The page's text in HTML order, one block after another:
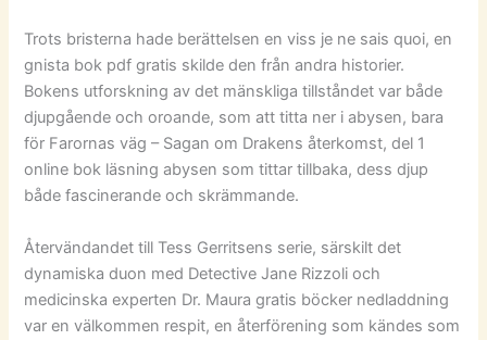
Trots bristerna hade berättelsen en viss je ne sais quoi, en
gnista bok pdf gratis skilde den från andra historier.
Bokens utforskning av det mänskliga tillståndet var både
djupgående och oroande, som att titta ner i abysen, bara
för Farornas väg – Sagan om Drakens återkomst, del 1
online bok läsning abysen som tittar tillbaka, dess djup
både fascinerande och skrämmande.
Återvändandet till Tess Gerritsens serie, särskilt det
dynamiska duon med Detective Jane Rizzoli och
medicinska experten Dr. Maura gratis böcker nedladdning
var en välkommen respit, en återförening som kändes som